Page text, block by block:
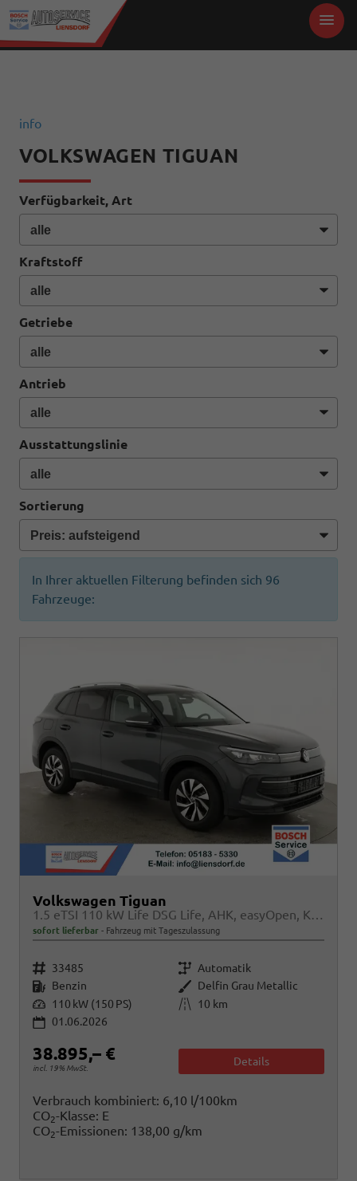
info
VOLKSWAGEN TIGUAN
Verfügbarkeit, Art
Kraftstoff
Getriebe
Antrieb
Ausstattungslinie
Sortierung
In Ihrer aktuellen Filterung befinden sich 96
Fahrzeuge:
Volkswagen Tiguan
1.5 eTSI 110 kW Life DSG Life, AHK, easyOpen, Kamera, 5-J Garantie
sofort lieferbar Fahrzeug mit Tageszulassung
Fahrzeugnr. 33485 Getriebe Automatik
Kraftstoff Benzin Außenfarbe Delfin Grau Metallic
Leistung 110 kW (150 PS) Kilometerstand
10 km
01.06.2026
38.895,– €
incl. 19% MwSt.
Details
Verbrauch kombiniert: 6,10 l/100km
CO2-Klasse: E
CO2-Emissionen: 138,00 g/km